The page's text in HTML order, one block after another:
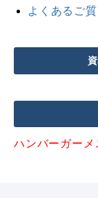
よくあるご質
ハンバーガーメ